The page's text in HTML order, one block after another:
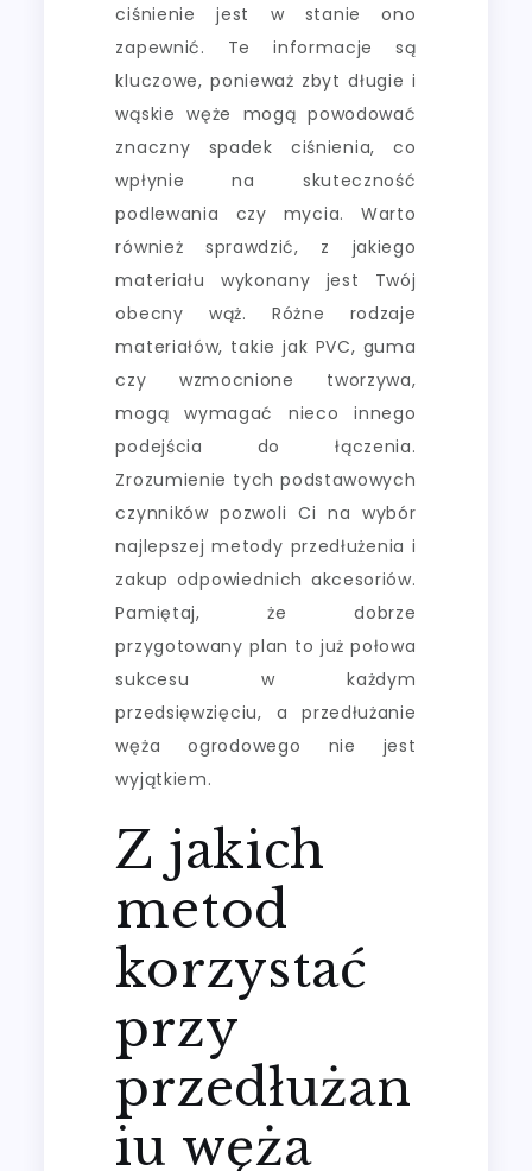
ciśnienie jest w stanie ono
zapewnić. Te informacje są
kluczowe, ponieważ zbyt długie i
wąskie węże mogą powodować
znaczny spadek ciśnienia, co
wpłynie na skuteczność
podlewania czy mycia. Warto
również sprawdzić, z jakiego
materiału wykonany jest Twój
obecny wąż. Różne rodzaje
materiałów, takie jak PVC, guma
czy wzmocnione tworzywa,
mogą wymagać nieco innego
podejścia do łączenia.
Zrozumienie tych podstawowych
czynników pozwoli Ci na wybór
najlepszej metody przedłużenia i
zakup odpowiednich akcesoriów.
Pamiętaj, że dobrze
przygotowany plan to już połowa
sukcesu w każdym
przedsięwzięciu, a przedłużanie
węża ogrodowego nie jest
wyjątkiem.
Z jakich
metod
korzystać
przy
przedłużan
iu węża